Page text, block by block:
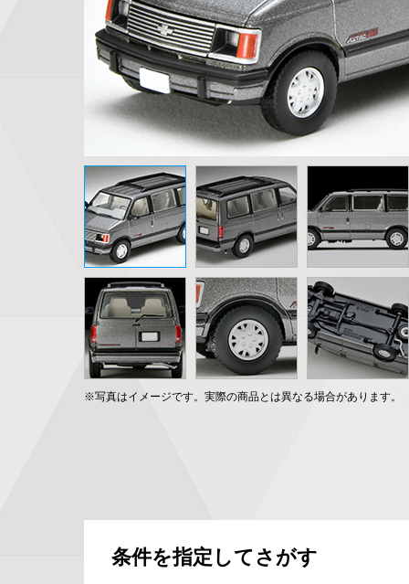
※写真はイメージです。実際の商品とは異なる場合があります。
条件を指定してさがす